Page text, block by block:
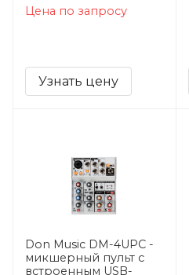
Цена по запросу
Узнать цену
Don Music DM-4UPC -
микшерный пульт с
встроенным USB-